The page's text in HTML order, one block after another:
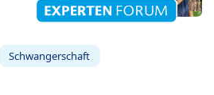
Schwangerschaft